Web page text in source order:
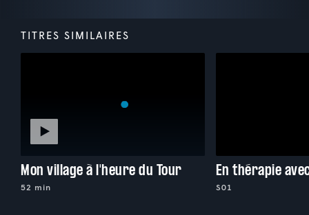
TITRES SIMILAIRES
Mon village à l'heure du Tour
52 min
En thérapie
S01